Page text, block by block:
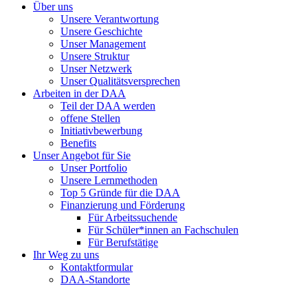
Über uns
Unsere Verantwortung
Unsere Geschichte
Unser Management
Unsere Struktur
Unser Netzwerk
Unser Qualitätsversprechen
Arbeiten in der DAA
Teil der DAA werden
offene Stellen
Initiativbewerbung
Benefits
Unser Angebot für Sie
Unser Portfolio
Unsere Lernmethoden
Top 5 Gründe für die DAA
Finanzierung und Förderung
Für Arbeitssuchende
Für Schüler*innen an Fachschulen
Für Berufstätige
Ihr Weg zu uns
Kontaktformular
DAA-Standorte